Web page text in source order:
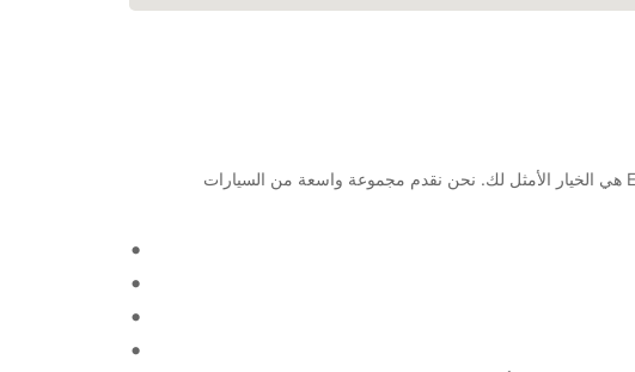
مرحبا بكم في محطة قطار سانت نازير! إذا كنت تبحث عن خدمة تأجير سيارات موثوقة وموثوقة في المنطقة، فإن Europcar هي الخيار الأمثل لك. نحن نقدم مجموعة واسعة من السيارات